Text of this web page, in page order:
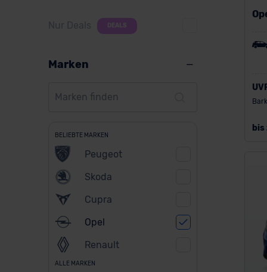
Nur Deals DEALS
Marken
BELIEBTE MARKEN
Peugeot
Skoda
Cupra
Opel
Renault
ALLE MARKEN
bis